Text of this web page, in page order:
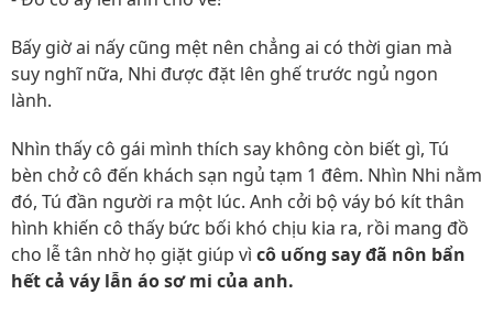
Bấy giờ ai nấy cũng mệt nên chẳng ai có thời gian mà
suy nghĩ nữa, Nhi được đặt lên ghế trước ngủ ngon
lành.
Nhìn thấy cô gái mình thích say không còn biết gì, Tú
bèn chở cô đến khách sạn ngủ tạm 1 đêm. Nhìn Nhi nằm
đó, Tú đần người ra một lúc. Anh cởi bộ váy bó kít thân
hình khiến cô thấy bức bối khó chịu kia ra, rồi mang đồ
cho lễ tân nhờ họ giặt giúp vì cô uống say đã nôn bẩn
hết cả váy lẫn áo sơ mi của anh.